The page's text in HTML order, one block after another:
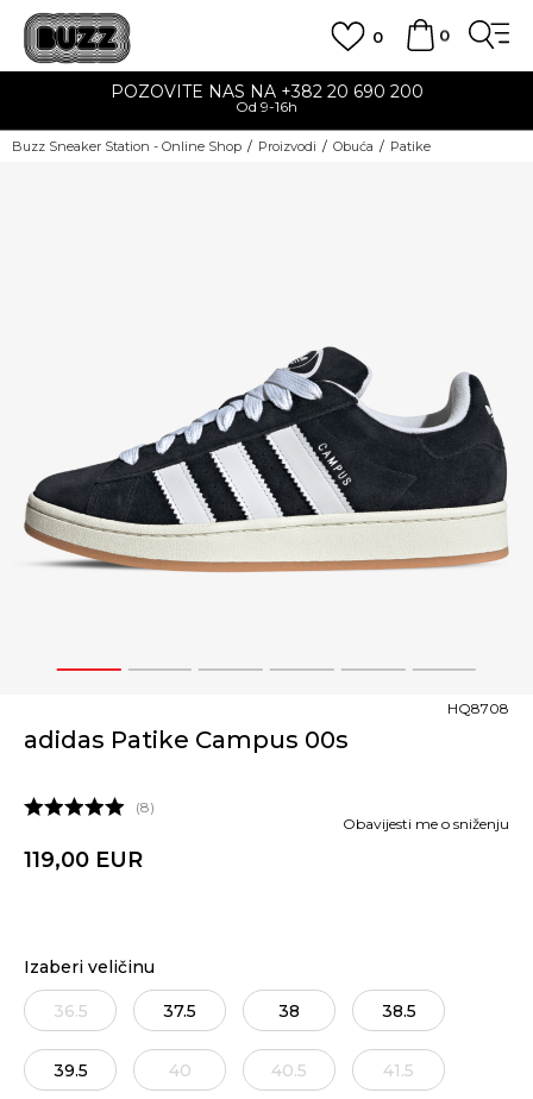
0
0
POZOVITE NAS NA +382 20 690 200
Od 9-16h
Buzz Sneaker Station - Online Shop Proizvodi Obuća Patike
1 2 3 4 5 6
adidas Patike Campus 00s
HQ8708
8
119,00 EUR
Obavijesti me o sniženju
Izaberi veličinu
36.5 37.5 38 38.5
39.5 40 40.5 41.5